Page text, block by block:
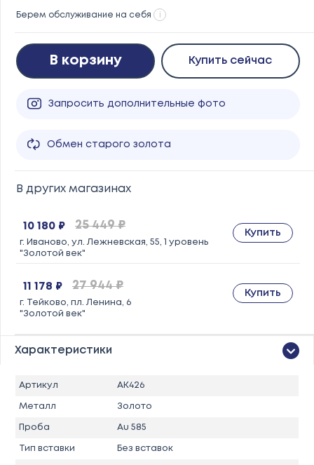
Берем обслуживание на себя i
В корзину Купить сейчас
Запросить дополнительные фото
Обмен старого золота
В других магазинах
10 180 ₽ 25 449 ₽
г. Иваново, ул. Лежневская, 55, 1 уровень
"Золотой век"
Купить
11 178 ₽ 27 944 ₽
г. Тейково, пл. Ленина, 6
"Золотой век"
Купить
Характеристики
Артикул АК426
Металл Золото
Проба Au 585
Тип вставки Без вставок